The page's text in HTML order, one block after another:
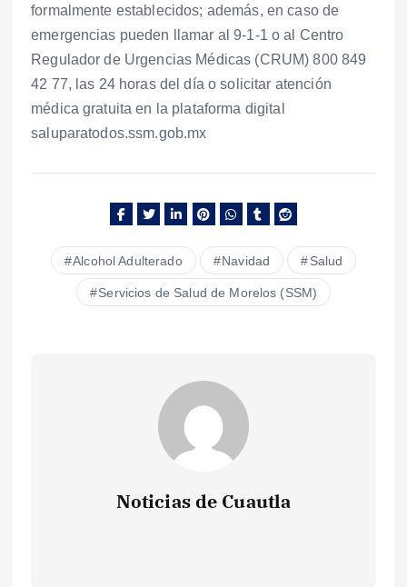
formalmente establecidos; además, en caso de
emergencias pueden llamar al 9-1-1 o al Centro
Regulador de Urgencias Médicas (CRUM) 800 849
42 77, las 24 horas del día o solicitar atención
médica gratuita en la plataforma digital
saluparatodos.ssm.gob.mx
Alcohol Adulterado Navidad Salud
Servicios de Salud de Morelos (SSM)
Noticias de Cuautla